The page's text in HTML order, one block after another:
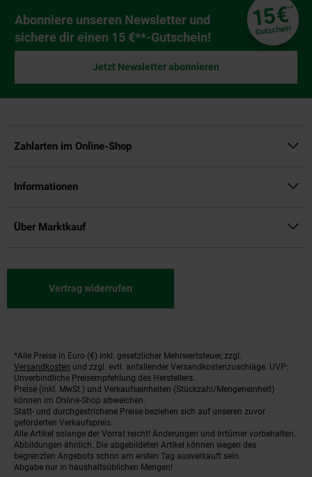
Newsletter Anmeldung
Abonniere unseren Newsletter und
sichere dir einen 15 €**-Gutschein!
15€**
Gutschein
Jetzt Newsletter abonnieren
Zahlarten im Online-Shop
Informationen
Über Marktkauf
Vertrag widerrufen
Fußnoten
*Alle Preise in Euro (€) inkl. gesetzlicher Mehrwertsteuer, zzgl.
Versandkosten und zzgl. evtl. anfallender Versandkostenzuschläge. UVP:
Unverbindliche Preisempfehlung des Herstellers.
Preise (inkl. MwSt.) und Verkaufseinheiten (Stückzahl/Mengeneinheit)
können im Online-Shop abweichen.
Statt- und durchgestrichene Preise beziehen sich auf unseren zuvor
geforderten Verkaufspreis.
Alle Artikel solange der Vorrat reicht! Änderungen und Irrtümer vorbehalten.
Abbildungen ähnlich. Die abgebildeten Artikel können wegen des
begrenzten Angebots schon am ersten Tag ausverkauft sein.
Abgabe nur in haushaltsüblichen Mengen!